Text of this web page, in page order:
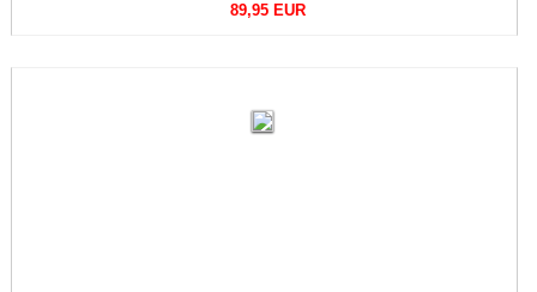
89,95 EUR